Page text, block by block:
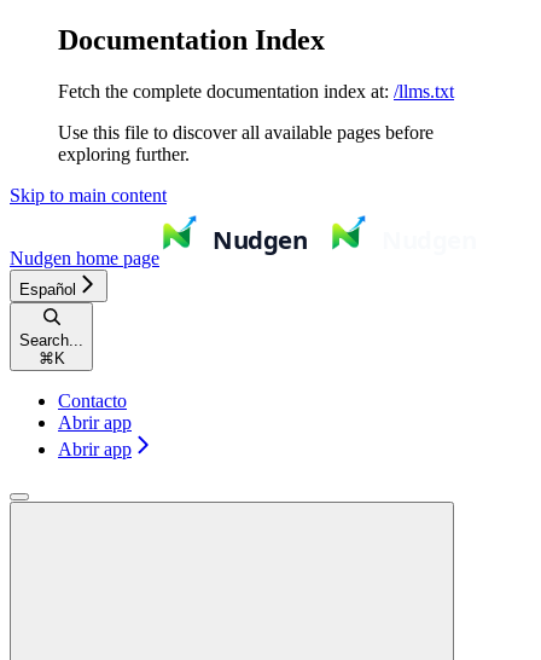
Documentation Index
Fetch the complete documentation index at: /llms.txt
Use this file to discover all available pages before
exploring further.
Skip to main content
Nudgen home page
Español
Search...
⌘ K
Contacto
Abrir app
Abrir app